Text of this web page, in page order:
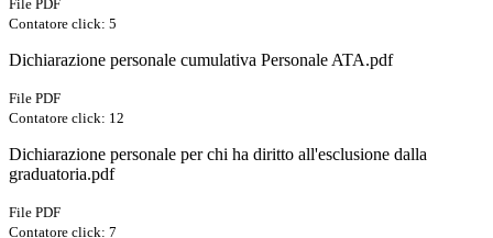
File PDF
Contatore click: 5
Dichiarazione personale cumulativa Personale ATA.pdf
File PDF
Contatore click: 12
Dichiarazione personale per chi ha diritto all'esclusione dalla
graduatoria.pdf
File PDF
Contatore click: 7